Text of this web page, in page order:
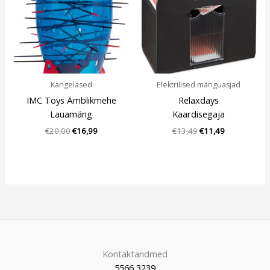
Kangelased
IMC Toys Ämblikmehe
Lauamäng
€20,00€16,99
Elektrilised mänguasjad
Relaxdays
Kaardisegaja
€13,49€11,49
Kontaktandmed